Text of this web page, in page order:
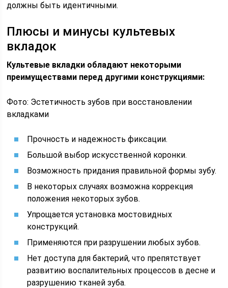
должны быть идентичными.
Плюсы и минусы культевых
вкладок
Культевые вкладки обладают некоторыми
преимуществами перед другими конструкциями:
Фото: Эстетичность зубов при восстановлении
вкладками
Прочность и надежность фиксации.
Большой выбор искусственной коронки.
Возможность придания правильной формы зубу.
В некоторых случаях возможна коррекция
положения некоторых зубов.
Упрощается установка мостовидных
конструкций.
Применяются при разрушении любых зубов.
Нет доступа для бактерий, что препятствует
развитию воспалительных процессов в десне и
разрушению тканей зуба.